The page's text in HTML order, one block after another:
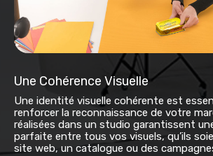
Une Cohérence Visuelle
Une identité visuelle cohérente est
renforcer la reconnaissance de votre
réalisées dans un studio garantissent
parfaite entre tous vos visuels, qu’ils
site web, un catalogue ou des